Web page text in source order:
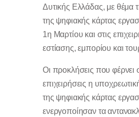
Δυτικής Ελλάδας, με θέμα
της ψηφιακής κάρτας
1η Μαρτίου και στις
εστίασης, εμπορίου και
Οι προκλήσεις που φέρνει
επιχειρήσεις η
της ψηφιακής κάρτας
ενεργοποίησαν τα